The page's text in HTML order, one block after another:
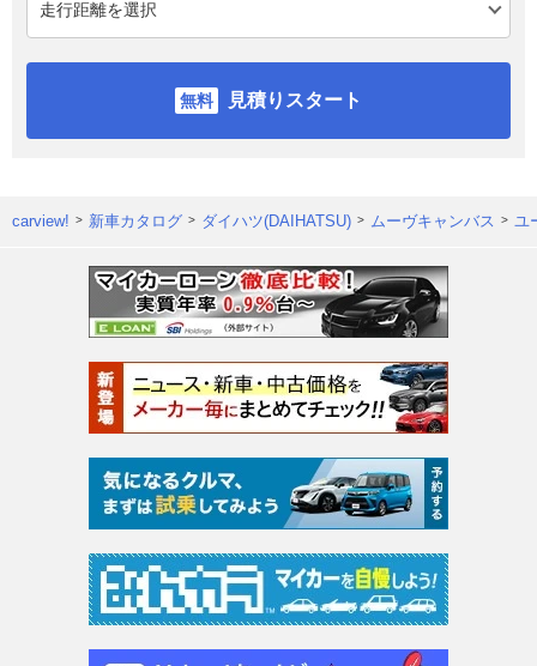
見積りスタート
carview! 新車カタログ ダイハツ(DAIHATSU) ムーヴキャンバス ユ